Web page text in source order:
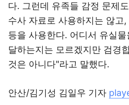
다. 그런데 유족들 감정 문제
수사 자료로 사용하지는 않고
등을 사용한다. 어디서 유실
달하는지는 모르겠지만 검경
것은 아니다"라고 말했다.
안산/김기성 김일우 기자